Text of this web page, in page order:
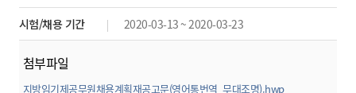
시험/채용 기간 2020-03-13 ~ 2020-03-23
첨부파일
지방임기제공무원채용계획재공고문(영어통번역_무대조명).hwp